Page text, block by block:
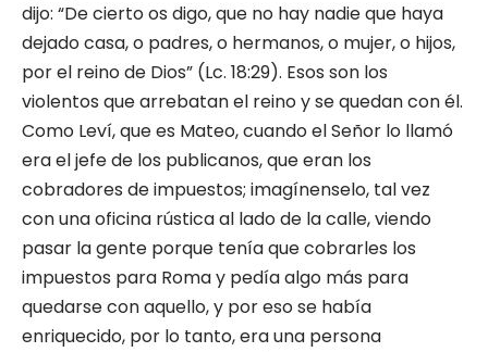
dijo: “De cierto os digo, que no hay nadie que haya
dejado casa, o padres, o hermanos, o mujer, o hijos,
por el reino de Dios” (Lc. 18:29). Esos son los
violentos que arrebatan el reino y se quedan con él.
Como Leví, que es Mateo, cuando el Señor lo llamó
era el jefe de los publicanos, que eran los
cobradores de impuestos; imagínenselo, tal vez
con una oficina rústica al lado de la calle, viendo
pasar la gente porque tenía que cobrarles los
impuestos para Roma y pedía algo más para
quedarse con aquello, y por eso se había
enriquecido, por lo tanto, era una persona